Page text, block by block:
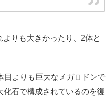
りも大きかったり、2体と
目よりも巨大なメガロドンで
化石で構成されているのを復